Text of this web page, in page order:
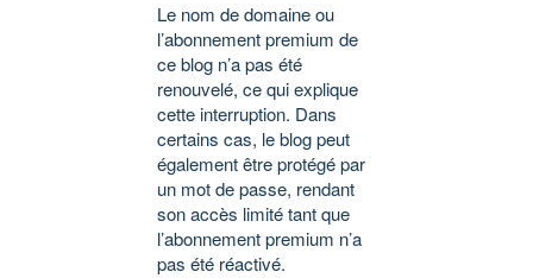
Le nom de domaine ou
l’abonnement premium de
ce blog n’a pas été
renouvelé, ce qui explique
cette interruption. Dans
certains cas, le blog peut
également être protégé par
un mot de passe, rendant
son accès limité tant que
l’abonnement premium n’a
pas été réactivé.